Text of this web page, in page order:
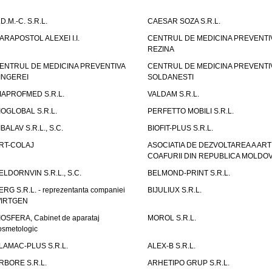
C. S.R.L.
CAESAR SOZA S.R.L.
ALEXEI I.I.
CENTRUL DE MEDICINA
REZINA
DE MEDICINA PREVENTIVA
CENTRUL DE MEDICINA
SOLDANESTI
S.R.L.
VALDAM S.R.L.
S.R.L.
PERFETTO MOBILI S.R.L.
S.R.L., S.C.
BIOFIT-PLUS S.R.L.
COLAJ
ASOCIATIA DE DEZVOLTAREA A
COAFURII DIN REPUBLICA
S.R.L., S.C.
BELMOND-PRINT S.R.L.
S.R.L. - reprezentanta companiei
BIJULIUX S.R.L.
Cabinet de aparataj
MOROL S.R.L.
PLUS S.R.L.
ALEX-B S.R.L.
S.R.L.
ARHETIPO GRUP S.R.L.